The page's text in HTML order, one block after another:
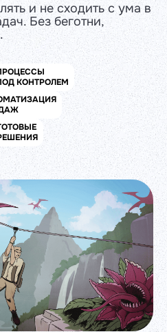
и не сходить с ума в
Без беготни,
КОНТРОЛЕМ